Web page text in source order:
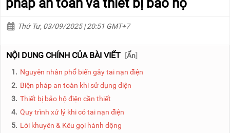
NHÔM
XE
DÂY
THOÁT
TỰ
ĐỘNG
XE
NHÔM
THANG
NHÔM
GIA
THANG
GẤP
pháp an toàn và thiết bị bảo hộ
Thứ Tư, 03/09/2025 | 20:51 GMT+7
NỘI DUNG CHÍNH CỦA BÀI VIẾT [Ẩn]
1. Nguyên nhân phổ biến gây tai nạn điện
2. Biện pháp an toàn khi sử dụng điện
3. Thiết bị bảo hộ điện cần thiết
4. Quy trình xử lý khi có tai nạn điện
5. Lời khuyên & Kêu gọi hành động